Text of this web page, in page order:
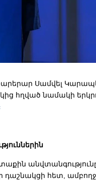
Սամվել
հղված նամակի
դաշնակցի հետ,